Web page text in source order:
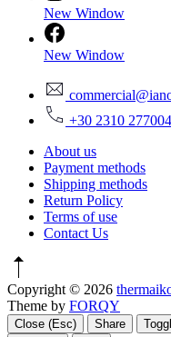
New Window
New Window
+30 2310 277004
About us
Payment methods
Shipping methods
Return Policy
Terms of use
Contact Us
Copyright © 2026
Theme by FORQY
Close (Esc) Share